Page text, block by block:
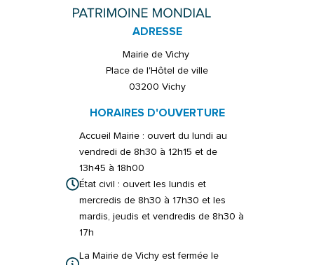
ADRESSE
Mairie de Vichy
Place de l'Hôtel de ville
03200 Vichy
HORAIRES D'OUVERTURE
Accueil Mairie : ouvert du lundi au
vendredi de 8h30 à 12h15 et de
13h45 à 18h00
État civil : ouvert les lundis et
mercredis de 8h30 à 17h30 et les
mardis, jeudis et vendredis de 8h30 à
17h
La Mairie de Vichy est fermée le